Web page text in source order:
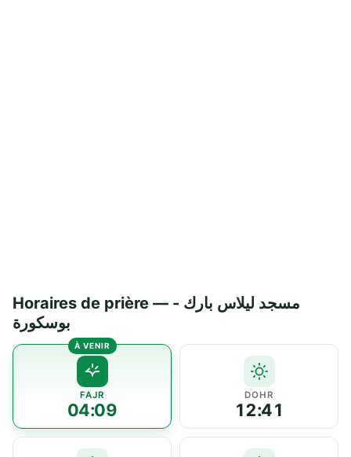
Horaires de prière — مسجد ليلاس بارك -
بوسكورة
FAJR
04:09
DOHR
12:41